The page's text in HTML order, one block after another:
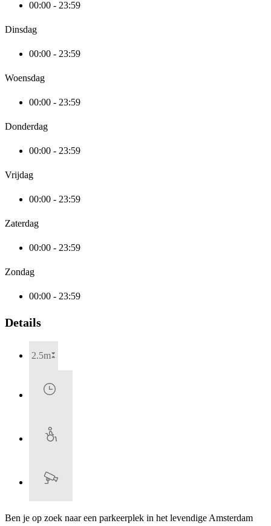
00:00 - 23:59
Dinsdag
00:00 - 23:59
Woensdag
00:00 - 23:59
Donderdag
00:00 - 23:59
Vrijdag
00:00 - 23:59
Zaterdag
00:00 - 23:59
Zondag
00:00 - 23:59
Details
2.5m
Ben je op zoek naar een parkeerplek in het levendige Amsterdam